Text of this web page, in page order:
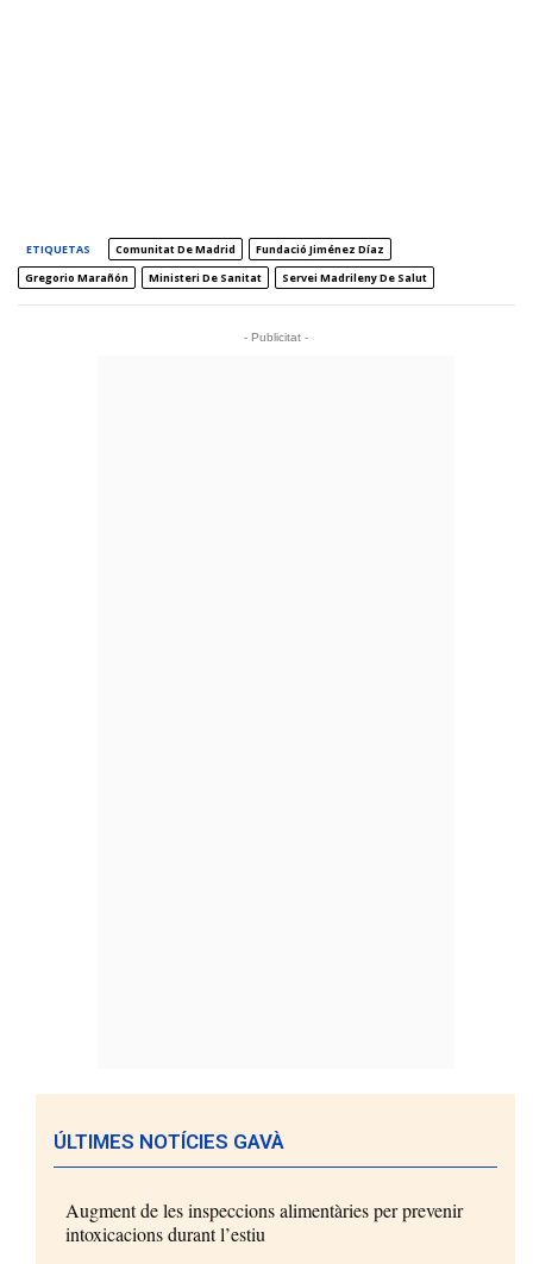
ETIQUETAS Comunitat De Madrid
Fundació Jiménez Díaz
Gregorio Marañón
Ministeri De Sanitat Servei Madrileny De Salut
- Publicitat -
ÚLTIMES NOTÍCIES GAVÀ
Augment de les inspeccions alimentàries per prevenir
intoxicacions durant l’estiu